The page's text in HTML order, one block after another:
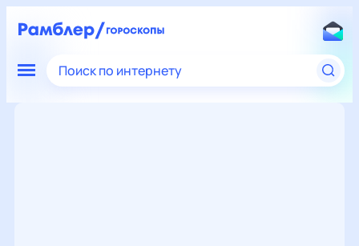
Поиск по интернету